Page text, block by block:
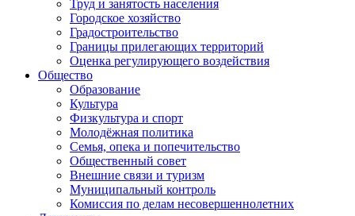
Труд и занятость населения
Городское хозяйство
Градостроительство
Границы прилегающих территорий
Оценка регулирующего воздействия
Общество
Образование
Культура
Физкультура и спорт
Молодёжная политика
Семья, опека и попечительство
Общественный совет
Внешние связи и туризм
Муниципальный контроль
Комиссия по делам несовершеннолетних